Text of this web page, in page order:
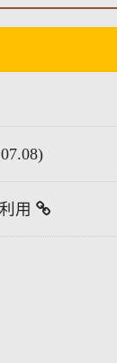
用